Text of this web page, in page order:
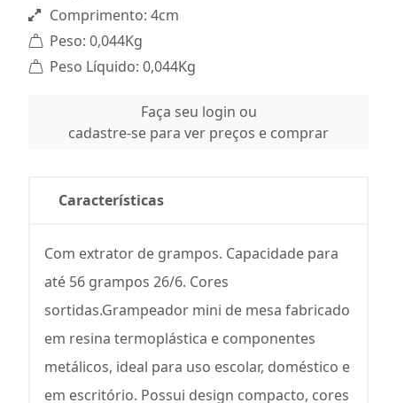
Comprimento: 4cm
Peso: 0,044Kg
Peso Líquido: 0,044Kg
Faça seu login ou
cadastre-se para ver preços e comprar
Características
Com extrator de grampos. Capacidade para
até 56 grampos 26/6. Cores
sortidas.Grampeador mini de mesa fabricado
em resina termoplástica e componentes
metálicos, ideal para uso escolar, doméstico e
em escritório. Possui design compacto, cores